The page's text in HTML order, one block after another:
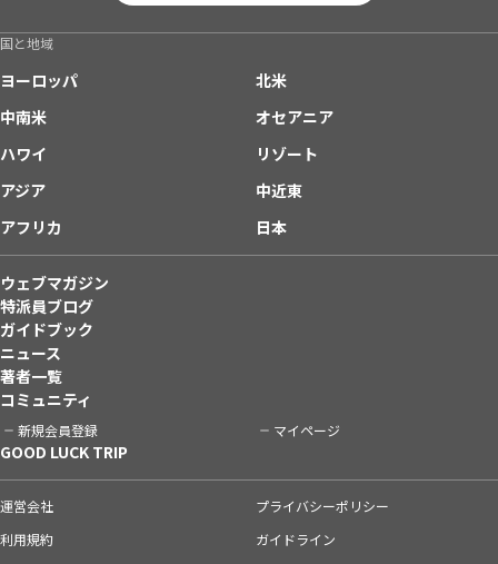
国と地域
ヨーロッパ
北米
中南米
オセアニア
ハワイ
リゾート
アジア
中近東
アフリカ
日本
ウェブマガジン
特派員ブログ
ガイドブック
ニュース
著者一覧
コミュニティ
新規会員登録 マイページ
GOOD LUCK TRIP
運営会社
プライバシーポリシー
利用規約
ガイドライン